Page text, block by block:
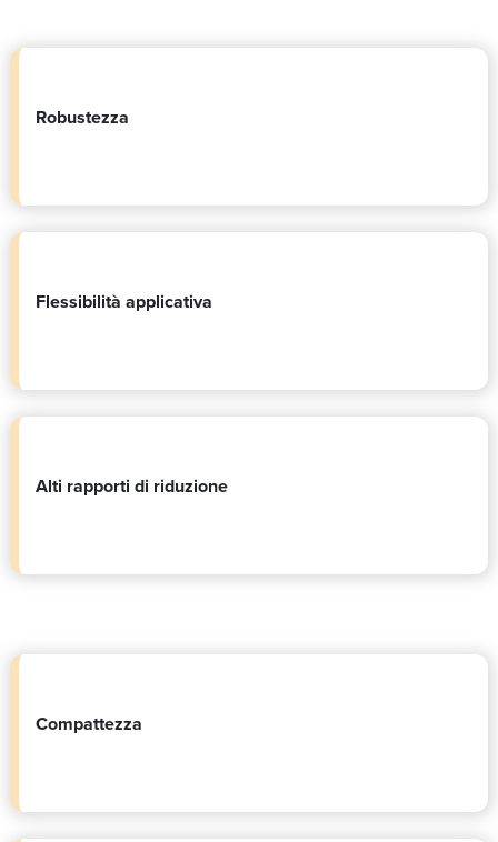
Robustezza
Flessibilità applicativa
Alti rapporti di riduzione
Compattezza